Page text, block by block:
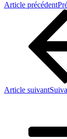
Article précédent
Article suivant